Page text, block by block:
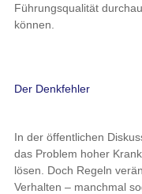
Führungsqualität
können.
Der Denkfehler
In der öffentlichen
das Problem hoher
lösen. Doch Regeln
Verhalten – manchmal